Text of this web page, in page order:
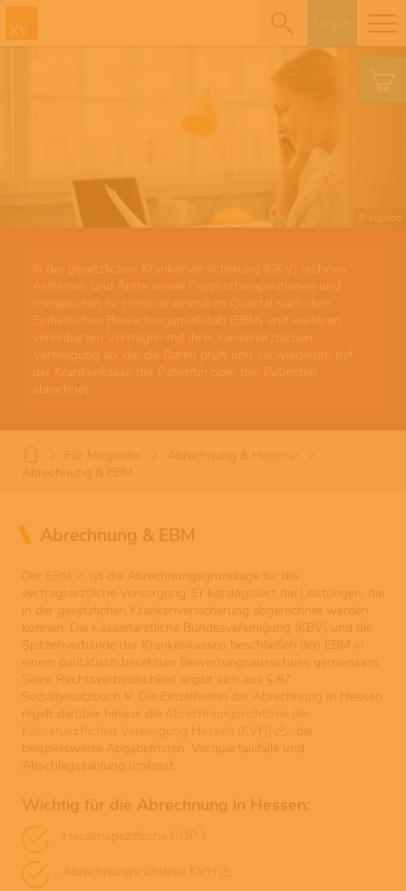
Login
© kupicoo
In der gesetzlichen Krankenversicherung (GKV) rechnen
Ärztinnen und Ärzte sowie Psychotherapeutinnen und -
therapeuten ihr Honorar einmal im Quartal nach dem
Einheitlichen Bewertungsmaßstab (EBM) und weiteren
vereinbarten Verträgen mit ihrer Kassenärztlichen
Vereinigung ab, die die Daten prüft und sie wiederum mit
der Krankenkasse der Patientin oder des Patienten
abrechnet.
Für Mitglieder
Abrechnung & Honorar
Abrechnung & EBM
Abrechnung & EBM
Der EBM
ist die Abrechnungsgrundlage für die
vertragsärztliche Versorgung: Er katalogisiert die Leistungen, die
in der gesetzlichen Krankenversicherung abgerechnet werden
können. Die Kassenärztliche Bundesvereinigung (KBV) und die
Spitzenverbände der Krankenkassen beschließen den EBM in
einem paritätisch besetzten Bewertungsausschuss gemeinsam.
Seine Rechtsverbindlichkeit ergibt sich aus § 87
Sozialgesetzbuch V. Die Einzelheiten der Abrechnung in Hessen
regelt darüber hinaus die Abrechnungsrichtlinie der
Kassenärztlichen Vereinigung Hessen (KVH)
, die
beispielsweise Abgabefristen, Vorquartalsfälle und
Abschlagszahlung umfasst.
Wichtig für die Abrechnung in Hessen:
Hessenspezifische GOP
Abrechnungsrichtlinie KVH